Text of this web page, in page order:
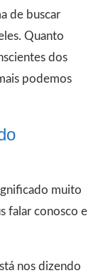
de buscar
Quanto
dos
podemos
muito
falar conosco e
nos dizendo